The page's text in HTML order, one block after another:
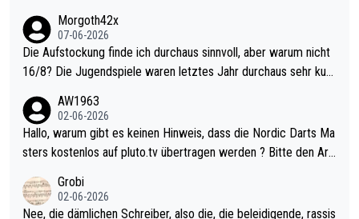
Morgoth42x
07-06-2026
Die Aufstockung finde ich durchaus sinnvoll, aber warum nicht
16/8? Die Jugendspiele waren letztes Jahr durchaus sehr kurz
Allerdings ist Mitchell Lawrie als Nummer 1 der Welt eh qualifi
ziert. Somit ändert die automatische Qualifikation des Weltmei
sters erstmal nichts. Ich denke sie wollen damit für nächstes J
ohl wenig WDF Turniere spielen. Dies war bei Archie Self letzt
es Jahr der Fall. Er musste als amtierender Weltmeister durch
AW1963
02-06-2026
Hallo, warum gibt es keinen Hinweis, dass die Nordic Darts Ma
sters kostenlos auf pluto.tv übertragen werden ? Bitte den Arti
Grobi
02-06-2026
Nee, die dämlichen Schreiber, also die, die beleidigende, rassis